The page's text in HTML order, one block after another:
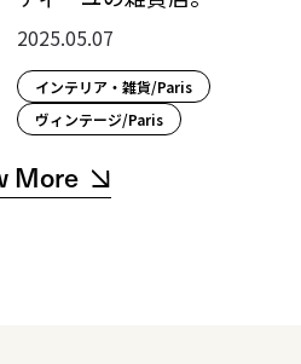
2025.05.07
インテリア・雑貨/Paris
ヴィンテージ/Paris
More